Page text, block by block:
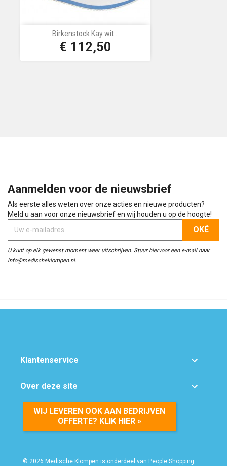
Birkenstock Kay wit...
Prijs
€ 112,50
Aanmelden voor de nieuwsbrief
Als eerste alles weten over onze acties en nieuwe producten?
Meld u aan voor onze nieuwsbrief en wij houden u op de hoogte!
U kunt op elk gewenst moment weer uitschrijven. Stuur hiervoor een e-mail naar
info@medischeklompen.nl.
Klantenservice 
Over deze site 
WIJ LEVEREN OOK AAN BEDRIJVEN
OFFERTE? KLIK HIER »
© 2026 Medische Klompen is onderdeel van People Shopping.